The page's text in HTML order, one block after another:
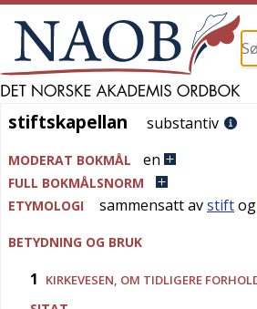
stiftskapellan
stiftskapellan substantiv
MODERAT BOKMÅL en
FULL BOKMÅLSNORM
ETYMOLOGI
sammensatt avstiftog
BETYDNING OG BRUK
1 KIRKEVESEN , OM TIDLIGERE